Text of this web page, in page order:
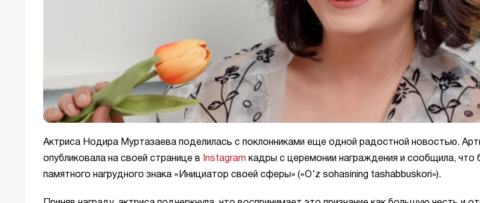
Актриса Нодира Муртазаева поделилась с поклонниками еще одной радостной новостью.
опубликовала на своей странице в
Instagram кадры с церемонии награждения и сообщила, что
памятного нагрудного знака «Инициатор своей сферы» («O‘z sohasining tashabbuskori»).